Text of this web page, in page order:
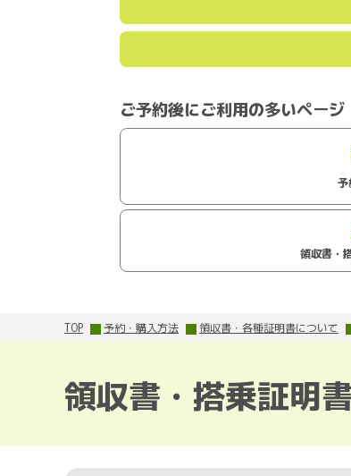
ご予約後にご利用の多いページ
予
領収書・
TOP 予約・購入方法 領収書・各種証明書について
領収書・搭乗証明